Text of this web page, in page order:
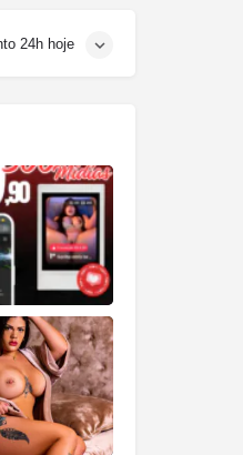
24h hoje